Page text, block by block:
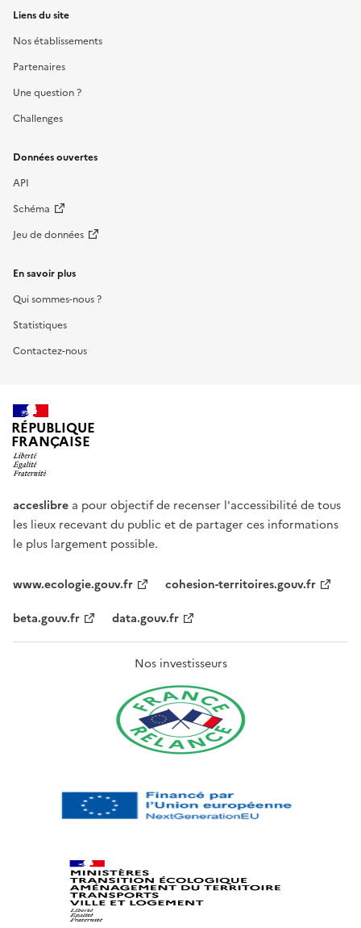
Liens du site
Nos établissements
Partenaires
Une question ?
Challenges
Données ouvertes
API
Schéma
Jeu de données
En savoir plus
Qui sommes-nous ?
Statistiques
Contactez-nous
RÉPUBLIQUE
FRANÇAISE
acceslibre a pour objectif de recenser l'accessibilité de tous
les lieux recevant du public et de partager ces informations
le plus largement possible.
www.ecologie.gouv.fr
cohesion-territoires.gouv.fr
beta.gouv.fr
data.gouv.fr
Nos investisseurs